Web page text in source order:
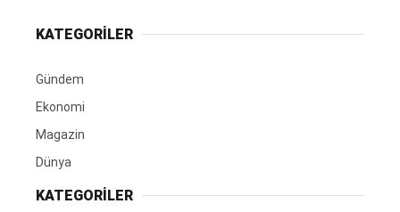
KATEGORİLER
Gündem
Ekonomi
Magazin
Dünya
KATEGORİLER